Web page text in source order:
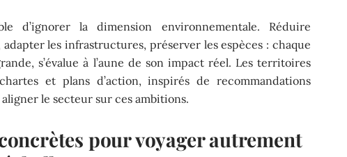
d’ignorer la dimension environnementale. Réduire
adapter les infrastructures, préserver les espèces : chaque
s’évalue à l’aune de son impact réel. Les territoires
et plans d’action, inspirés de recommandations
le secteur sur ces ambitions.
pour voyager autrement